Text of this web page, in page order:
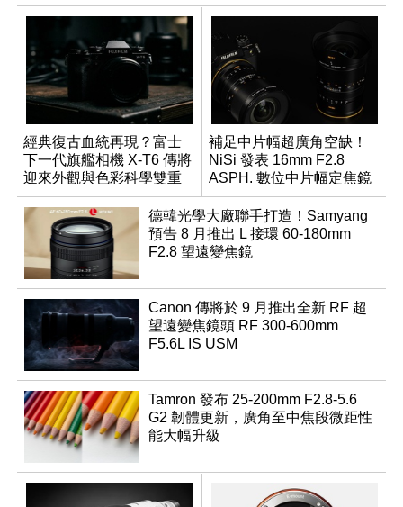
經典復古血統再現？富士
下一代旗艦相機 X-T6 傳將
迎來外觀與色彩科學雙重
優化
補足中片幅超廣角空缺！
NiSi 發表 16mm F2.8
ASPH. 數位中片幅定焦鏡
德韓光學大廠聯手打造！Samyang
預告 8 月推出 L 接環 60-180mm
F2.8 望遠變焦鏡
Canon 傳將於 9 月推出全新 RF 超
望遠變焦鏡頭 RF 300-600mm
F5.6L IS USM
Tamron 發布 25-200mm F2.8-5.6
G2 韌體更新，廣角至中焦段微距性
能大幅升級